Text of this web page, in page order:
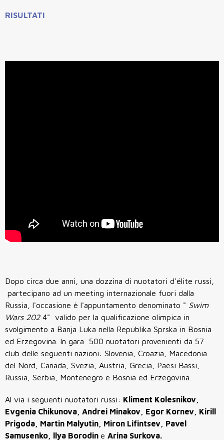
RISULTATI
Dopo circa due anni, una dozzina di nuotatori d'élite russi,
partecipano ad un meeting internazionale fuori dalla
Russia, l'occasione è l'appuntamento denominato " Swim
Wars 202 4" valido per la qualificazione olimpica in
svolgimento a Banja Luka nella Republika Sprska in Bosnia
ed Erzegovina. In gara 500 nuotatori provenienti da 57
club delle seguenti nazioni: Slovenia, Croazia, Macedonia
del Nord, Canada, Svezia, Austria, Grecia, Paesi Bassi,
Russia, Serbia, Montenegro e Bosnia ed Erzegovina.
Al via i seguenti nuotatori russi: Kliment Kolesnikov,
Evgenia Chikunova, Andrei Minakov, Egor Kornev, Kirill
Prigoda, Martin Malyutin, Miron Lifintsev, Pavel
Samusenko, llya Borodin e Arina Surkova.